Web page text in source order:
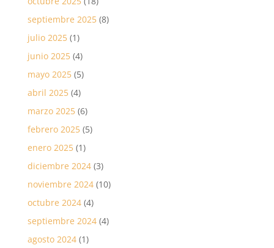
septiembre 2025(8)
julio 2025(1)
junio 2025(4)
mayo 2025(5)
abril 2025(4)
marzo 2025(6)
febrero 2025(5)
enero 2025(1)
diciembre 2024(3)
noviembre 2024(10)
octubre 2024(4)
septiembre 2024(4)
agosto 2024(1)